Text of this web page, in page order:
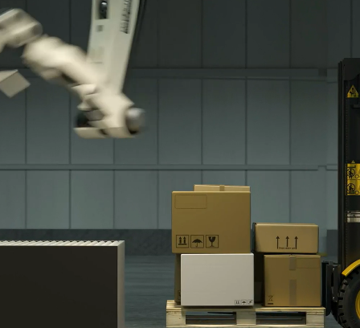
Karriereside
Start
Lokationer
Personer
Team Stories
Data og privatliv
København